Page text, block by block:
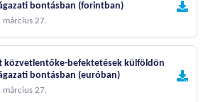
bontásban (forintban)
március 27.
közvetlentőke-befektetések külföldön
bontásban (euróban)
március 27.